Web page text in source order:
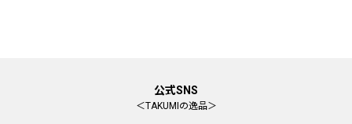
公式SNS
＜TAKUMIの逸品＞